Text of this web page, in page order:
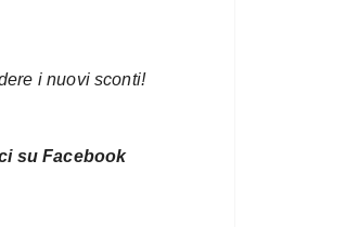
i nuovi sconti!
su Facebook